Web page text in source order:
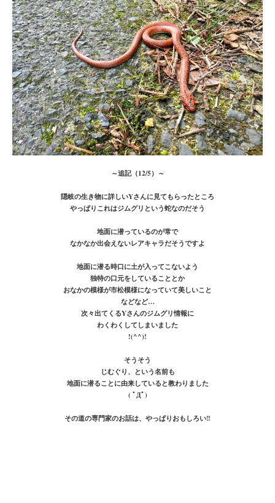
～追記（12/5）～
隠岐の生き物に詳しいYさんに見てもらったところ
やっぱりこれはジムグリという蛇なのだそう
地面に潜っているのが常で
なかなか出会えないレアキャラだそうですよ
地面に潜る時口に土が入ってこないよう
独特の口元をしていることとか
おなかの模様が市松模様になっていて美しいこと
などなど…
次々出てくるYさんのジムグリ情報に
わくわくしてしまいました
!(^^)!
そうそう
じむぐり、という名前も
地面に潜ることに由来していると教わりました
( ﾟДﾟ)
その道の専門家のお話は、やっぱりおもしろい‼